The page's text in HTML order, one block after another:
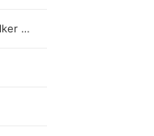
cashwalker 리베